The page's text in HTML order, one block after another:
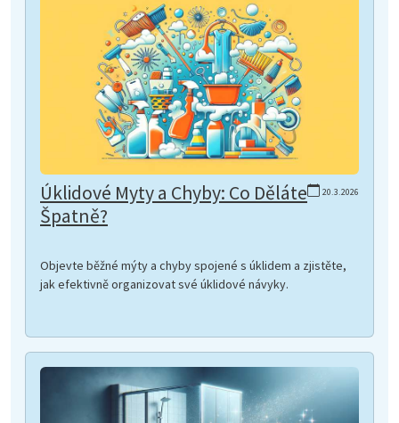
20.3.2026
Úklidové Myty a Chyby: Co Děláte
Špatně?
Objevte běžné mýty a chyby spojené s úklidem a zjistěte,
jak efektivně organizovat své úklidové návyky.